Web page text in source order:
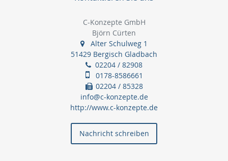
C-Konzepte GmbH
Björn Cürten
Alter Schulweg 1
51429 Bergisch Gladbach
02204 / 82908
0178-8586661
02204 / 85328
info@c-konzepte.de
http://www.c-konzepte.de
Nachricht schreiben